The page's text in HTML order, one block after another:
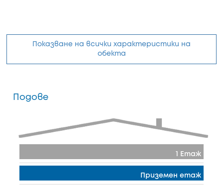
Показване на всички характеристики на
обекта
Подове
1 Етаж
Приземен етаж